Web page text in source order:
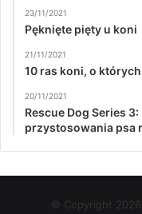
23/11/2021
Pęknięte pięty u koni
21/11/2021
10 ras koni, o których
20/11/2021
Rescue Dog Series
przystosowania psa
© Copyright